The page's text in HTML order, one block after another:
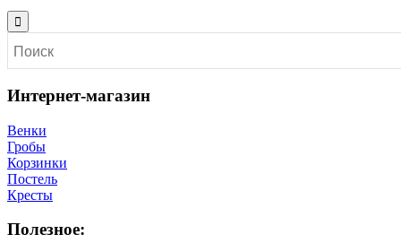
Интернет-магазин
Венки
Гробы
Корзинки
Постель
Кресты
Полезное: